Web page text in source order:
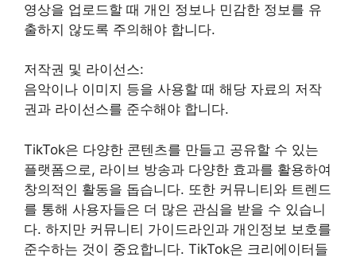
영상을 업로드할 때 개인 정보나 민감한 정보를 유
출하지 않도록 주의해야 합니다.
저작권 및 라이선스:
음악이나 이미지 등을 사용할 때 해당 자료의 저작
권과 라이선스를 준수해야 합니다.
TikTok은 다양한 콘텐츠를 만들고 공유할 수 있는
플랫폼으로, 라이브 방송과 다양한 효과를 활용하여
창의적인 활동을 돕습니다. 또한 커뮤니티와 트렌드
를 통해 사용자들은 더 많은 관심을 받을 수 있습니
다. 하지만 커뮤니티 가이드라인과 개인정보 보호를
준수하는 것이 중요합니다. TikTok은 크리에이터들